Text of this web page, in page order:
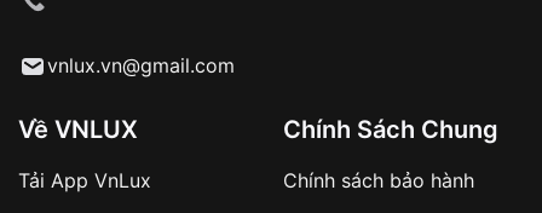
Từ khóa SEO:
vnlux.vn@gmail.com
Về VNLUX
Tải App VnLux
Chính Sách Chung
Chính sách bảo hành